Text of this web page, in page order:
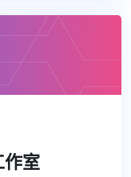
室